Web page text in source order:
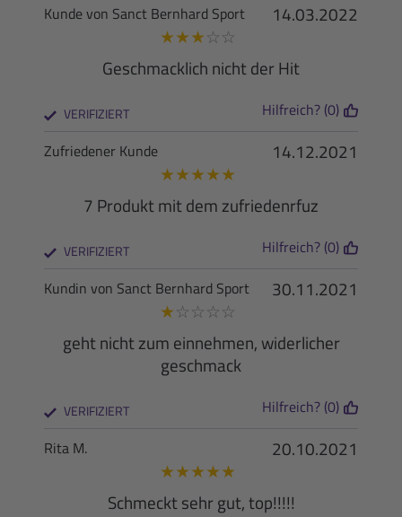
14.03.2022
Kunde von Sanct Bernhard Sport
★★★ ☆ ☆
Geschmacklich nicht der Hit
VERIFIZIERT Hilfreich? (0)
14.12.2021
Zufriedener Kunde
★★★★★
7 Produkt mit dem zufriedenrfuz
VERIFIZIERT Hilfreich? (0)
30.11.2021
Kundin von Sanct Bernhard Sport
★ ☆ ☆ ☆ ☆
geht nicht zum einnehmen, widerlicher
geschmack
VERIFIZIERT Hilfreich? (0)
20.10.2021
Rita M.
★★★★★
Schmeckt sehr gut, top!!!!!